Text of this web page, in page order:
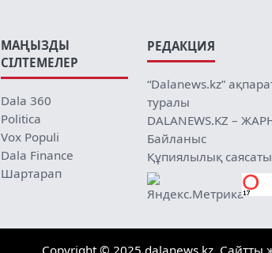
МАҢЫЗДЫ
СІЛТЕМЕЛЕР
Dala 360
Politica
Vox Populi
Dala Finance
Шартарап
РЕДАКЦИЯ
“Dalanews.kz”
туралы
DALANEWS.KZ –
Байланыс
Құпиялылық саясаты
Copyright © 2025 dalanews.kz. Сайтты